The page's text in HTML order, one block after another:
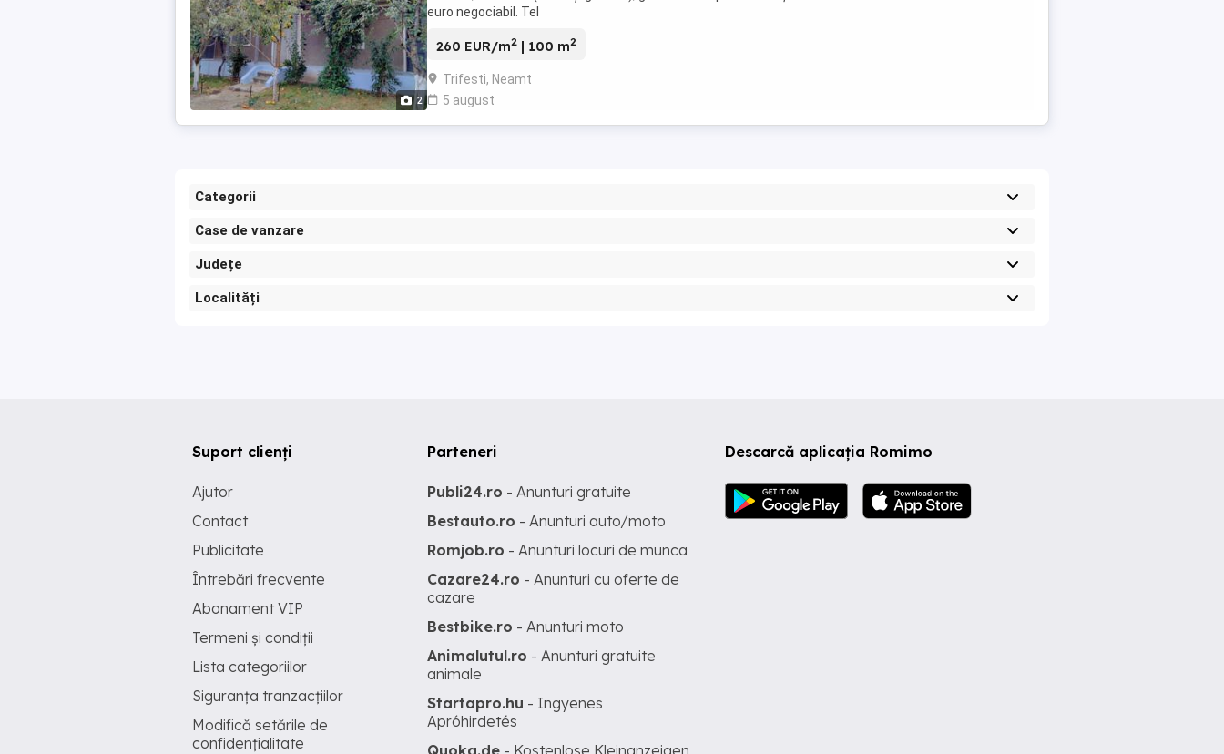
2
euro negociabil. Tel
260 EUR/m2 | 100 m2
Trifesti, Neamt
5 august
Categorii
Case de vanzare
Județe
Localități
Descarcă aplicația Romimo
Suport clienți
Ajutor
Contact
Publicitate
Întrebări frecvente
Abonament VIP
Termeni și condiții
Lista categoriilor
Siguranța tranzacțiilor
Modifică setările de
confidențialitate
Parteneri
Publi24.ro - Anunturi gratuite
Bestauto.ro - Anunturi auto/moto
Romjob.ro - Anunturi locuri de munca
Cazare24.ro - Anunturi cu oferte de
cazare
Bestbike.ro - Anunturi moto
Animalutul.ro - Anunturi gratuite
animale
Startapro.hu - Ingyenes
Apróhirdetés
Quoka.de - Kostenlose Kleinanzeigen